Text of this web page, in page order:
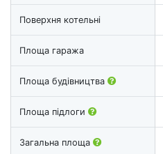
Поверхня котельні
Площа гаража
Площа будівництва
Площа підлоги
Загальна площа